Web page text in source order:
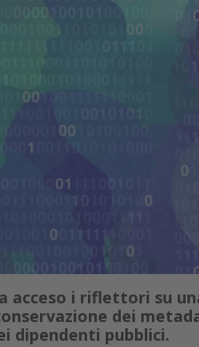
acceso i riflettori su
dei
dipendenti pubblici.